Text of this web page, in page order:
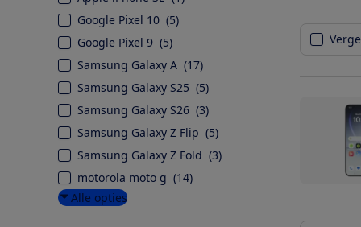
Google Pixel 10 (5)
Google Pixel 9 (5)
Samsung Galaxy A (17)
Samsung Galaxy S25 (5)
Samsung Galaxy S26 (3)
Samsung Galaxy Z Flip (5)
Samsung Galaxy Z Fold (3)
motorola moto g (14)
Alle opties